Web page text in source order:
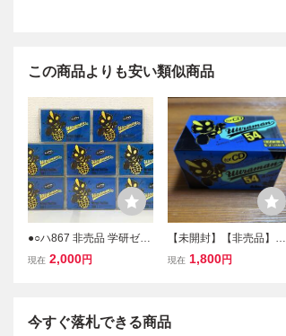
この商品よりも安い類似商品
●○ハ867 非売品 学研ゼミ
ファンシー カセットテー
現在 2,000円
【未開封】【非売品】学
研 ウルトラマン カセット
現在 1,800円
今すぐ落札できる商品